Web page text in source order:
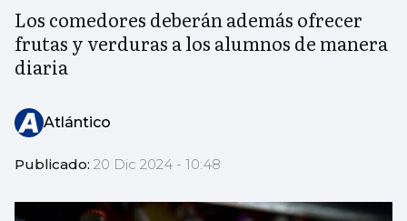
Los comedores deberán además ofrecer
frutas y verduras a los alumnos de manera
diaria
Atlántico
Publicado: 20 Dic 2024 - 10:48